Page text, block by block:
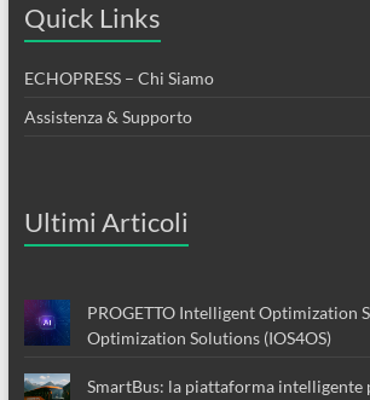
Quick Links
ECHOPRESS – Chi Siamo
Assistenza & Supporto
Ultimi Articoli
PROGETTO Intelligent Optimization
Optimization Solutions (IOS4OS)
SmartBus: la piattaforma intelligente